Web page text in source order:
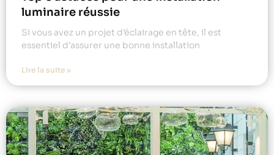
luminaire réussie
Si vous avez un projet d’éclairage en tête, il est
essentiel d’assurer une bonne installation
Lire la suite »